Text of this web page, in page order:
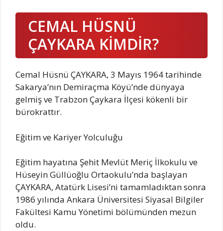
CEMAL HÜSNÜ
ÇAYKARA KİMDİR?
Cemal Hüsnü ÇAYKARA, 3 Mayıs 1964 tarihinde
Sakarya’nın Demiraçma Köyü’nde dünyaya
gelmiş ve Trabzon Çaykara İlçesi kökenli bir
bürokrattır.
Eğitim ve Kariyer Yolculuğu
Eğitim hayatına Şehit Mevlüt Meriç İlkokulu ve
Hüseyin Güllüoğlu Ortaokulu’nda başlayan
ÇAYKARA, Atatürk Lisesi’ni tamamladıktan sonra
1986 yılında Ankara Üniversitesi Siyasal Bilgiler
Fakültesi Kamu Yönetimi bölümünden mezun
oldu.